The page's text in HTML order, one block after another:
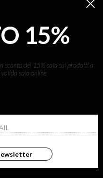
ISCRIVITI ALLA
ho letto ed accettato le condizioni sulla
STORE
FAQ
CHI SIAMO
15%
sconto del 15% solo sui prodotti a
solo online